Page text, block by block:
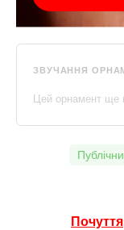
ЗВУЧАННЯ
Цей орнамент
Почуття